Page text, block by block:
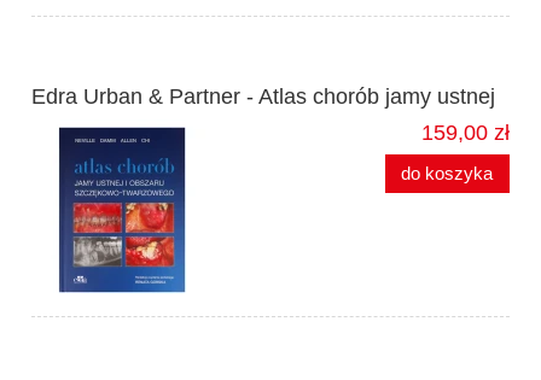
Edra Urban & Partner - Atlas chorób jamy ustnej
159,00 zł
do koszyka